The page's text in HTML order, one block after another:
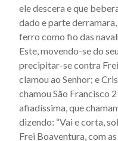
ele descera e que
dado e parte
ferro como fio das
Este, movendo-se do
precipitar-se contra
clamou ao Senhor; e
chamou São Francisco
afiadíssima, que
dizendo: “Vai e corta,
Frei Boaventura, com